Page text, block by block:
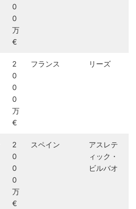
0
0
万
€
2
0
0
0
万
€
フランス リーズ
2
0
0
0
万
€
スペイン
アスレテ
ィック・
ビルバオ